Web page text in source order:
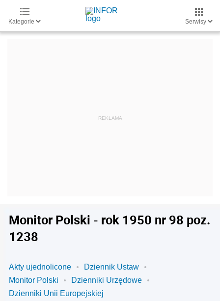
Kategorie Serwisy
Monitor Polski - rok 1950 nr 98 poz.
1238
Akty ujednolicone
Dziennik Ustaw
Monitor Polski
Dzienniki Urzędowe
Dzienniki Unii Europejskiej